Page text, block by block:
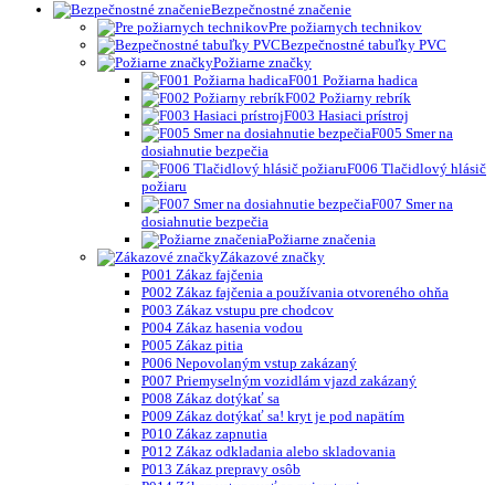
Bezpečnostné značenie
Pre požiarnych technikov
Bezpečnostné tabuľky PVC
Požiarne značky
F001 Požiarna hadica
F002 Požiarny rebrík
F003 Hasiaci prístroj
F005 Smer na
dosiahnutie bezpečia
F006 Tlačidlový hlásič
požiaru
F007 Smer na
dosiahnutie bezpečia
Požiarne značenia
Zákazové značky
P001 Zákaz fajčenia
P002 Zákaz fajčenia a používania otvoreného ohňa
P003 Zákaz vstupu pre chodcov
P004 Zákaz hasenia vodou
P005 Zákaz pitia
P006 Nepovolaným vstup zakázaný
P007 Priemyselným vozidlám vjazd zakázaný
P008 Zákaz dotýkať sa
P009 Zákaz dotýkať sa! kryt je pod napätím
P010 Zákaz zapnutia
P012 Zákaz odkladania alebo skladovania
P013 Zákaz prepravy osôb